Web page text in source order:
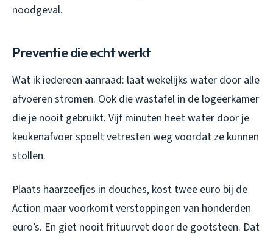
noodgeval.
Preventie die echt werkt
Wat ik iedereen aanraad: laat wekelijks water door alle
afvoeren stromen. Ook die wastafel in de logeerkamer
die je nooit gebruikt. Vijf minuten heet water door je
keukenafvoer spoelt vetresten weg voordat ze kunnen
stollen.
Plaats haarzeefjes in douches, kost twee euro bij de
Action maar voorkomt verstoppingen van honderden
euro’s. En giet nooit frituurvet door de gootsteen. Dat